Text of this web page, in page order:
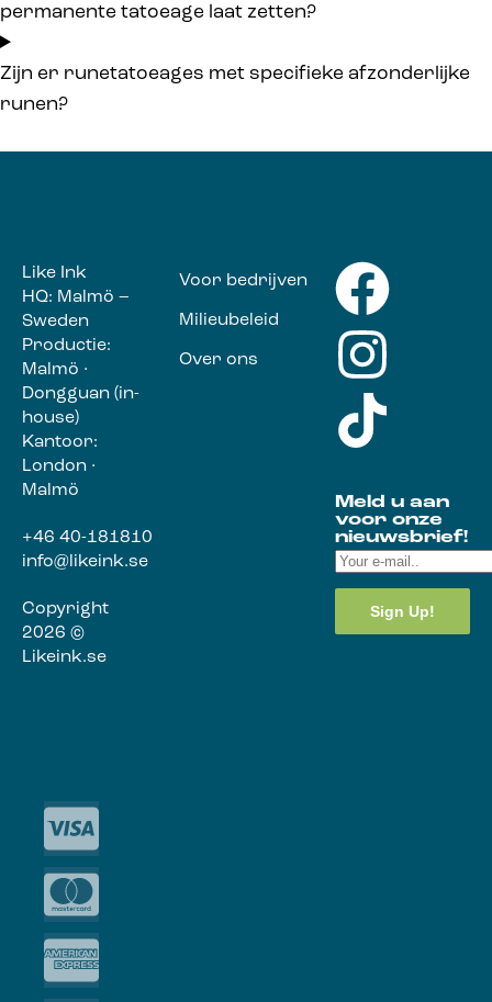
permanente tatoeage laat zetten?
Zijn er runetatoeages met specifieke afzonderlijke
runen?
Like Ink
HQ: Malmö –
Sweden
Productie:
Malmö ·
Dongguan (in-
house)
Kantoor:
London ·
Malmö
+46 40-181810
info@likeink.se
Copyright
2026 ©
Likeink.se
Voor bedrijven
Milieubeleid
Over ons
Meld u aan
voor onze
nieuwsbrief!